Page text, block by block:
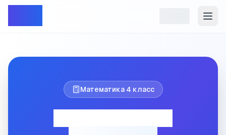
Математика 4 класс